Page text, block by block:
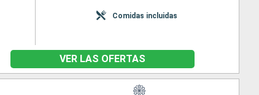
Comidas incluidas
VER LAS OFERTAS